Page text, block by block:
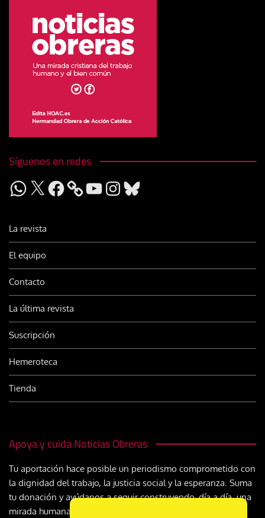
Síguenos en redes
WhatsApp
X Facebook YouTubeInstagram
Bluesky
La revista
El equipo
Contacto
La última revista
Suscripción
Hemeroteca
Tienda
Apoya y cuida Noticias Obreras
Tu aportación hace posible un periodismo comprometido con
la dignidad del trabajo, la justicia social y la esperanza. Suma
tu donación y ayúdanos a seguir construyendo, día a día, una
mirada humana y cristiana sobre el mundo del trabajo